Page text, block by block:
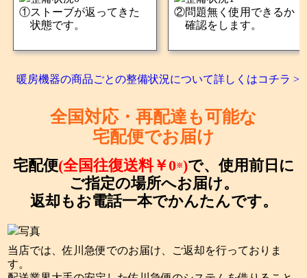
ストーブが返ってきた
状態です。
問題無く使用できるか
確認をします。
暖房機器の商品ごとの整備状況について詳しくはコチラ >
全国対応・再配達も可能な
宅配便でお届け
宅配便(全国往復送料￥0※)で、使用前日に
ご指定の場所へお届け。
返却もお電話一本でかんたんです。
当店では、佐川急便でのお届け、ご返却を行っておりま
す。